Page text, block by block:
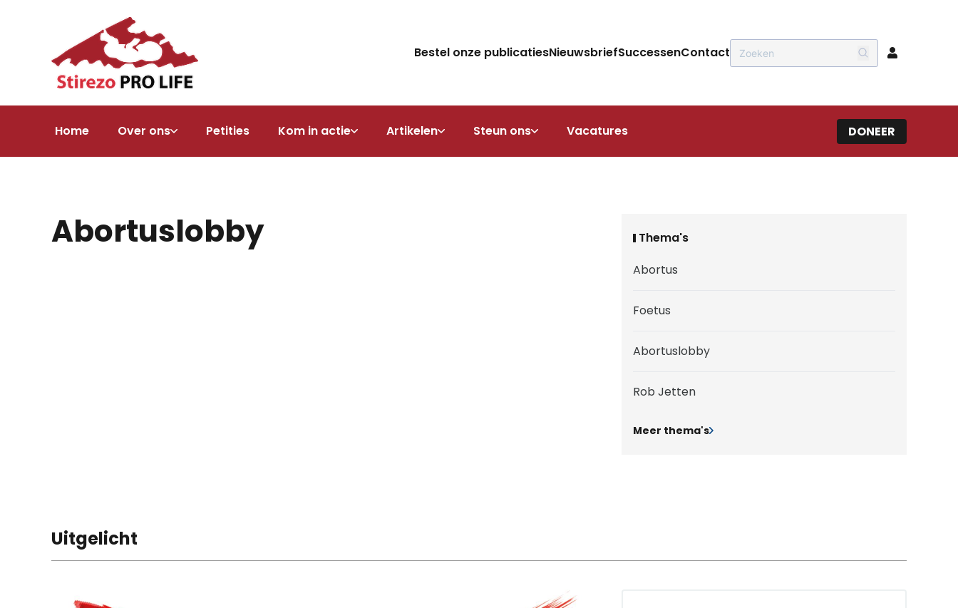
Bestel onze publicatiesNieuwsbriefSuccessenContact
Home Over ons Petities Kom in actie Artikelen Steun ons Vacatures DONEER
Abortuslobby
Thema's
Abortus
Foetus
Abortuslobby
Rob Jetten
Meer thema's
Uitgelicht